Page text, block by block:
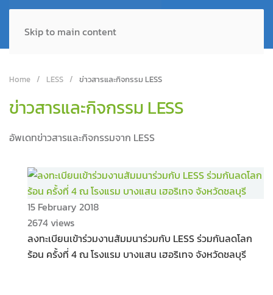
Skip to main content
Home LESS ข่าวสารและกิจกรรม LESS
ข่าวสารและกิจกรรม LESS
อัพเดทข่าวสารและกิจกรรมจาก LESS
15 February 2018
2674 views
ลงทะเบียนเข้าร่วมงานสัมมนาร่วมกับ LESS ร่วมกันลดโลก
ร้อน ครั้งที่ 4 ณ โรงแรม บางแสน เฮอริเทจ จังหวัดชลบุรี